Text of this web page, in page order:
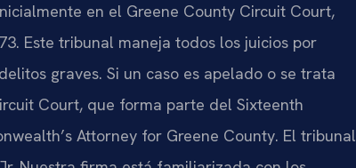
en el Greene County Circuit Court,
. Este tribunal maneja todos los juicios por
graves. Si un caso es apelado o se trata
Court, que forma parte del Sixteenth
Attorney for Greene County. El tribunal